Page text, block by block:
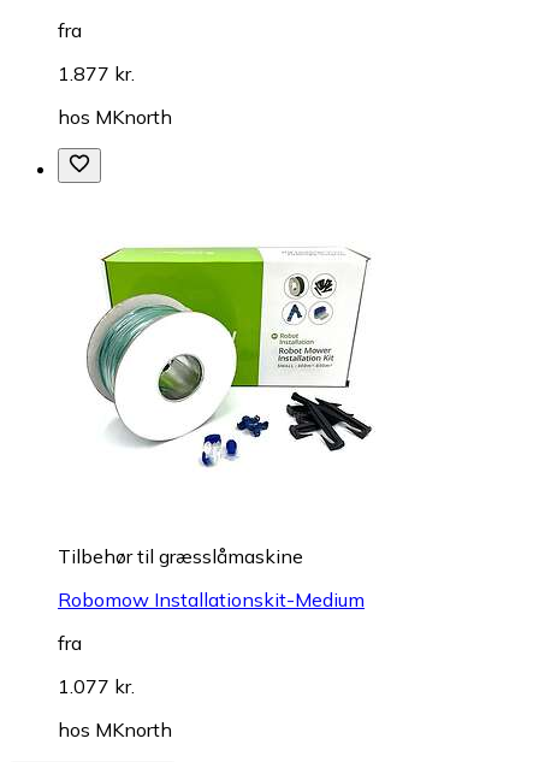
fra
1.877 kr.
hos MKnorth
Tilbehør til græsslåmaskine
Robomow Installationskit-Medium
fra
1.077 kr.
hos MKnorth